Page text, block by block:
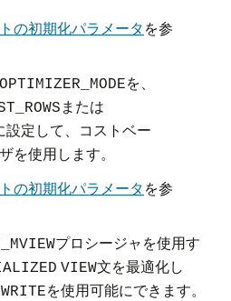
の初期化パラメータを参
OPTIMIZER_MODEを、
または
設定して、コストベー
を使用します。
の初期化パラメータを参
プロシージャを使用す
VIEW文を最適化し
を使用可能にできます。